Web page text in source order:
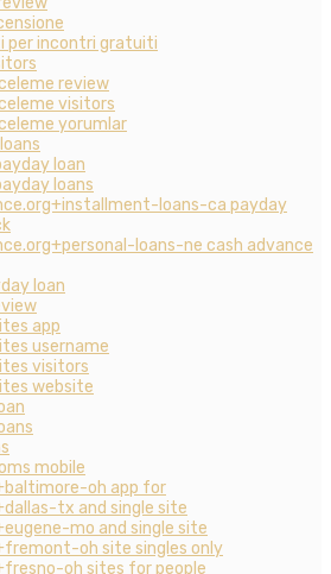
per incontri gratuiti
review
visitors
yorumlar
loan
loans
loans-ca payday
loans-ne cash advance
loan
app
username
visitors
website
mobile
oh app for
tx and single site
mo and single site
oh site singles only
oh sites for people